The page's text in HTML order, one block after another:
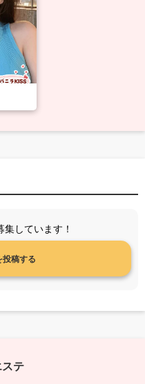
しています！
投稿する
テ